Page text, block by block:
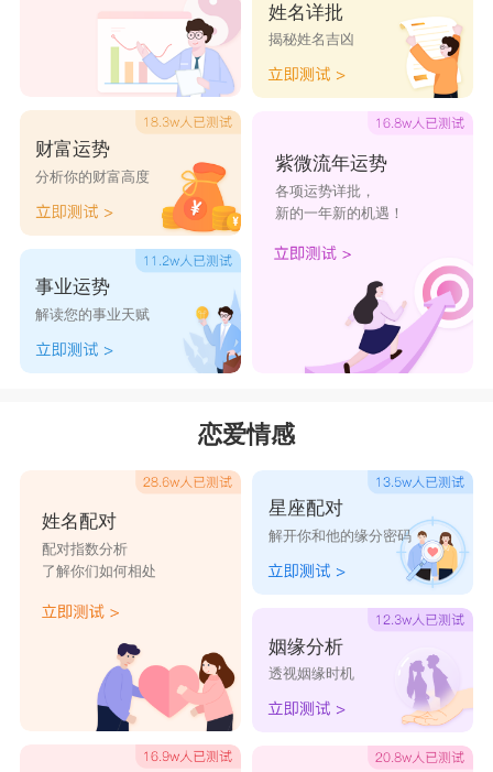
睿润 睿城
势睿 睿晨 学睿
睿昌
睿进 似睿
睿宏 润睿
渊 睿
熙睿 洋睿 柯睿 睿奇
恩睿 睿勇 睿可
睿婧
婧睿 筱睿 天睿
睿婕 海睿
博睿 睿珏 哲睿 睿瑶
睿璞 睿雯
财富运势
分析你的财富高度
事业运势
解读您的事业天赋
姓名详批
揭秘姓名吉凶
紫微流年运势
各项运势详批，
新的一年新的机遇！
恋爱情感
姓名配对
配对指数分析
了解你们如何相处
星座配对
解开你和他的缘分密码
姻缘分析
透视姻缘时机